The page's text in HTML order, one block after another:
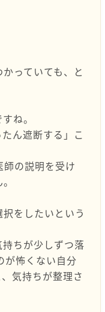
っていても、と
ね。
ん遮断する」こ
の説明を受け
をしたいという
ちが少しずつ落
が怖くない自分
気持ちが整理さ